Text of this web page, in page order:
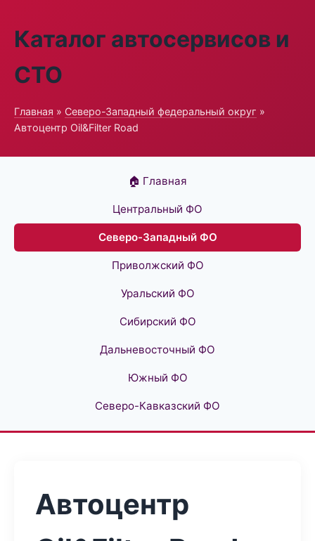
Каталог автосервисов и
СТО
Главная » Северо-Западный федеральный округ »
Автоцентр Oil&Filter Road
🏠 Главная
Центральный ФО
Северо-Западный ФО
Приволжский ФО
Уральский ФО
Сибирский ФО
Дальневосточный ФО
Южный ФО
Северо-Кавказский ФО
Автоцентр